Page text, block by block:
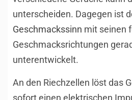
unterscheiden. Dagegen ist
Geschmackssinn mit seinen
Geschmacksrichtungen
unterentwickelt.
An den Riechzellen löst das
sofort einen elektrischen